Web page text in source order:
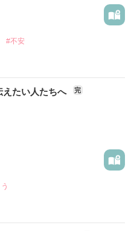
あなたといたい。
す。
ら今年の1月までの話を
む
りました。
んに向けて綴ります。
ぐっこさん)が作ってくだ
む
#不安
ありますか...？
ち明けれますか...？
悩みを打ち明けれるYouTuber
さんのおかげで今の私がこ
えたい人たちへ 完